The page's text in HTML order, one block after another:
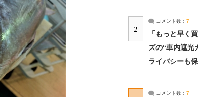
2
コメント数： 7
「もっと早く
ズの“車内遮
ライバシーも
コメント数： 7